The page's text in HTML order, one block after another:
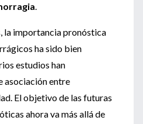
.
la importancia pronóstica
ha sido bien
estudios han
asociación entre
El objetivo de las futuras
ahora va más allá de